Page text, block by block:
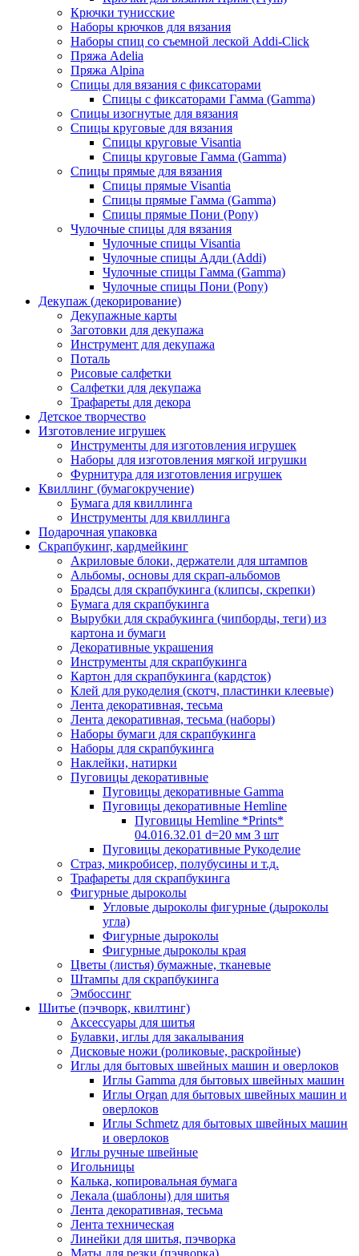
Крючки тунисские
Наборы крючков для вязания
Наборы спиц со съемной леской Addi-Click
Пряжа Adelia
Пряжа Alpina
Спицы для вязания с фиксаторами
Спицы с фиксаторами Гамма (Gamma)
Спицы изогнутые для вязания
Спицы круговые для вязания
Спицы круговые Visantia
Спицы круговые Гамма (Gamma)
Спицы прямые для вязания
Спицы прямые Visantia
Спицы прямые Гамма (Gamma)
Спицы прямые Пони (Pony)
Чулочные спицы для вязания
Чулочные спицы Visantia
Чулочные спицы Адди (Addi)
Чулочные спицы Гамма (Gamma)
Чулочные спицы Пони (Pony)
Декупаж (декорирование)
Декупажные карты
Заготовки для декупажа
Инструмент для декупажа
Поталь
Рисовые салфетки
Салфетки для декупажа
Трафареты для декора
Детское творчество
Изготовление игрушек
Инструменты для изготовления игрушек
Наборы для изготовления мягкой игрушки
Фурнитура для изготовления игрушек
Квиллинг (бумагокручение)
Бумага для квиллинга
Инструменты для квиллинга
Подарочная упаковка
Скрапбукинг, кардмейкинг
Акриловые блоки, держатели для штампов
Альбомы, основы для скрап-альбомов
Брадсы для скрапбукинга (клипсы, скрепки)
Бумага для скрапбукинга
Вырубки для скрабукинга (чипборды, теги) из
картона и бумаги
Декоративные украшения
Инструменты для скрапбукинга
Картон для скрапбукинга (кардсток)
Клей для рукоделия (скотч, пластинки клеевые)
Лента декоративная, тесьма
Лента декоративная, тесьма (наборы)
Наборы бумаги для скрапбукинга
Наборы для скрапбукинга
Наклейки, натирки
Пуговицы декоративные
Пуговицы декоративные Gamma
Пуговицы декоративные Hemline
Пуговицы Hemline *Prints*
04.016.32.01 d=20 мм 3 шт
Пуговицы декоративные Рукоделие
Страз, микробисер, полубусины и т.д.
Трафареты для скрапбукинга
Фигурные дыроколы
Угловые дыроколы фигурные (дыроколы
угла)
Фигурные дыроколы
Фигурные дыроколы края
Цветы (листья) бумажные, тканевые
Штампы для скрапбукинга
Эмбоссинг
Шитье (пэчворк, квилтинг)
Аксессуары для шитья
Булавки, иглы для закалывания
Дисковые ножи (роликовые, раскройные)
Иглы для бытовых швейных машин и оверлоков
Иглы Gamma для бытовых швейных машин
Иглы Organ для бытовых швейных машин и
оверлоков
Иглы Schmetz для бытовых швейных машин
и оверлоков
Иглы ручные швейные
Игольницы
Калька, копировальная бумага
Лекала (шаблоны) для шитья
Лента декоративная, тесьма
Лента техническая
Линейки для шитья, пэчворка
Маты для резки (пэчворка)